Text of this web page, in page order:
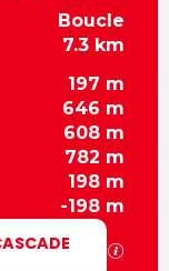
Boucle
7.3 km
197 m
646 m
608 m
782 m
198 m
-198 m